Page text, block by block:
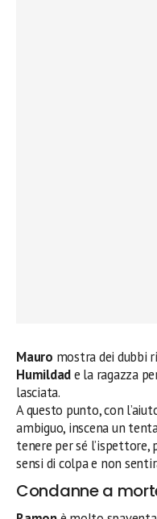
Mauro mostra dei dubbi
Humildade la ragazza
lasciata.
A questo punto, con
ambiguo, inscena un
tenere per sé l’ispettore,
sensi di colpa e non
Condanne a